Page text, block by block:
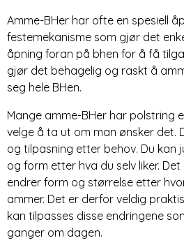
Amme-BHer har ofte en spesiell
festemekanisme som gjør det
åpning foran på bhen for å få
gjør det behagelig og raskt å
seg hele BHen.
Mange amme-BHer har polstring
velge å ta ut om man ønsker det.
og tilpasning etter behov. Du kan
og form etter hva du selv liker.
endrer form og størrelse etter
ammer. Det er derfor veldig
kan tilpasses disse endringene
ganger om dagen.